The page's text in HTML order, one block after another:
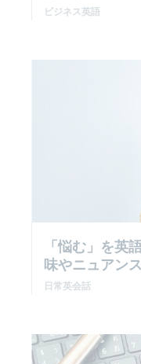
ビジネス英語
「悩む」を英
味やニュアン
日常英会話